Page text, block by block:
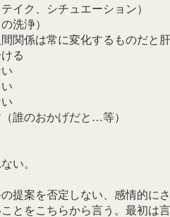
イク、シチュエーション）
洗浄）
関係は常に変化するものだと
る
誰のおかげだと…等）
い。
提案を否定しない、感情的に
とをこちらから言う。最初は